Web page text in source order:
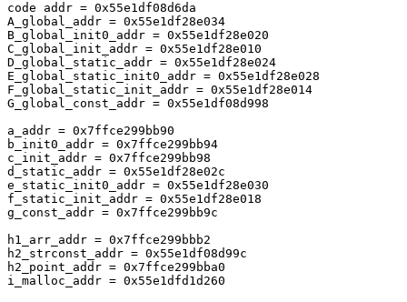
code addr = 0x55e1df08d6da
A_global_addr = 0x55e1df28e034
B_global_init0_addr = 0x55e1df28e020
C_global_init_addr = 0x55e1df28e010
D_global_static_addr = 0x55e1df28e024
E_global_static_init0_addr = 0x55e1df28e028
F_global_static_init_addr = 0x55e1df28e014
G_global_const_addr = 0x55e1df08d998
a_addr = 0x7ffce299bb90
b_init0_addr = 0x7ffce299bb94
c_init_addr = 0x7ffce299bb98
d_static_addr = 0x55e1df28e02c
e_static_init0_addr = 0x55e1df28e030
f_static_init_addr = 0x55e1df28e018
g_const_addr = 0x7ffce299bb9c
h1_arr_addr = 0x7ffce299bbb2
h2_strconst_addr = 0x55e1df08d99c
h2_point_addr = 0x7ffce299bba0